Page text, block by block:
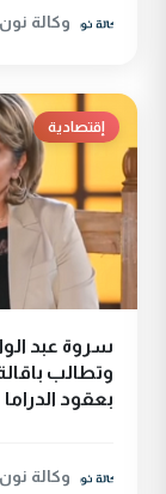
وكالة نون
إقتصادية
سروة عبد
وتطالب
بعقود الدراما
وكالة نون